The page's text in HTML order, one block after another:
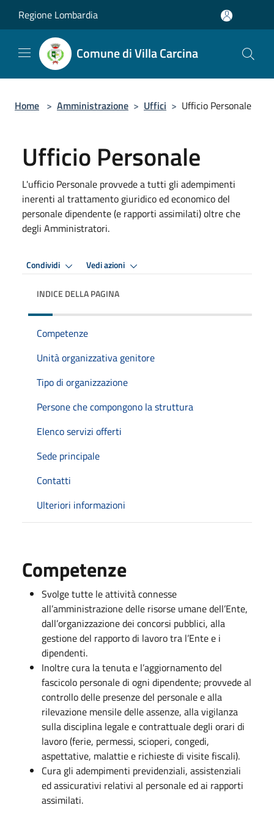
Regione Lombardia
Comune di Villa Carcina
Home > Amministrazione > Uffici > Ufficio Personale
Ufficio Personale
L'ufficio Personale provvede a tutti gli adempimenti
inerenti al trattamento giuridico ed economico del
personale dipendente (e rapporti assimilati) oltre che
degli Amministratori.
Condividi Vedi azioni
INDICE DELLA PAGINA
Competenze
Unità organizzativa genitore
Tipo di organizzazione
Persone che compongono la struttura
Elenco servizi offerti
Sede principale
Contatti
Ulteriori informazioni
Competenze
Svolge tutte le attività connesse
all’amministrazione delle risorse umane dell’Ente,
dall’organizzazione dei concorsi pubblici, alla
gestione del rapporto di lavoro tra l’Ente e i
dipendenti.
Inoltre cura la tenuta e l’aggiornamento del
fascicolo personale di ogni dipendente; provvede al
controllo delle presenze del personale e alla
rilevazione mensile delle assenze, alla vigilanza
sulla disciplina legale e contrattuale degli orari di
lavoro (ferie, permessi, scioperi, congedi,
aspettative, malattie e richieste di visite fiscali).
Cura gli adempimenti previdenziali, assistenziali
ed assicurativi relativi al personale ed ai rapporti
assimilati.